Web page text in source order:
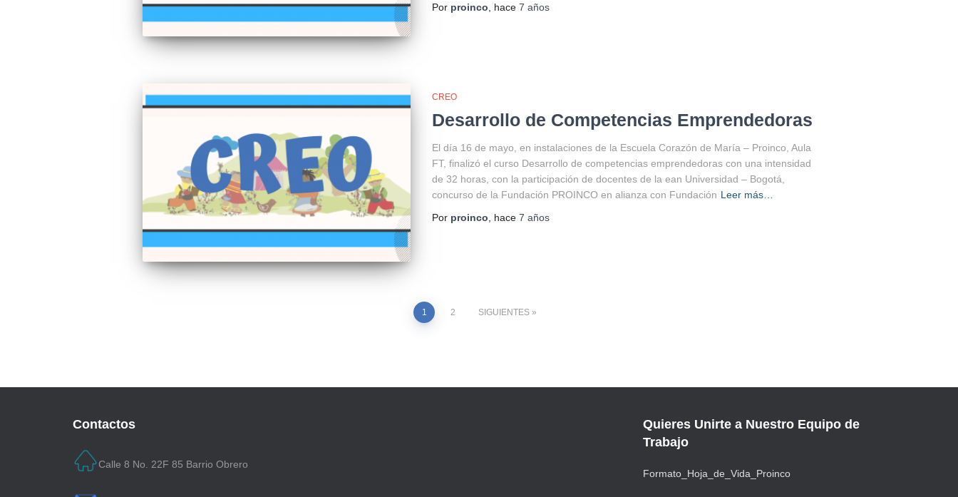
Por proinco , hace 7 años
CREO
Desarrollo de Competencias Emprendedoras
El día 16 de mayo, en instalaciones de la Escuela Corazón de María – Proinco, Aula
FT, finalizó el curso Desarrollo de competencias emprendedoras con una intensidad
de 32 horas, con la participación de docentes de la ean Universidad – Bogotá,
concurso de la Fundación PROINCO en alianza con Fundación Leer más…
Por proinco , hace 7 años
1 2 SIGUIENTES
Contactos
Calle 8 No. 22F 85 Barrio Obrero
Quieres Unirte a Nuestro Equipo de
Trabajo
Formato_Hoja_de_Vida_Proinco